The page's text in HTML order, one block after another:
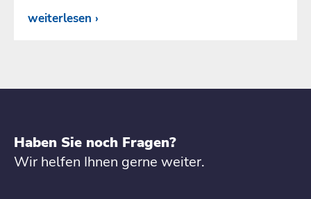
weiterlesen
Haben Sie noch Fragen?
Wir helfen Ihnen gerne weiter.